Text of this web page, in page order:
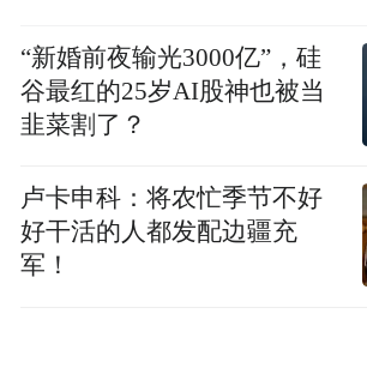
pictures and audios if any) is
by the user of Dafeng Hao, which is
platform and merely provides
space services.”
“新婚前夜输光3000亿”，硅
谷最红的25岁AI股神也被当
韭菜割了？
卢卡申科：将农忙季节不好
好干活的人都发配边疆充
军！